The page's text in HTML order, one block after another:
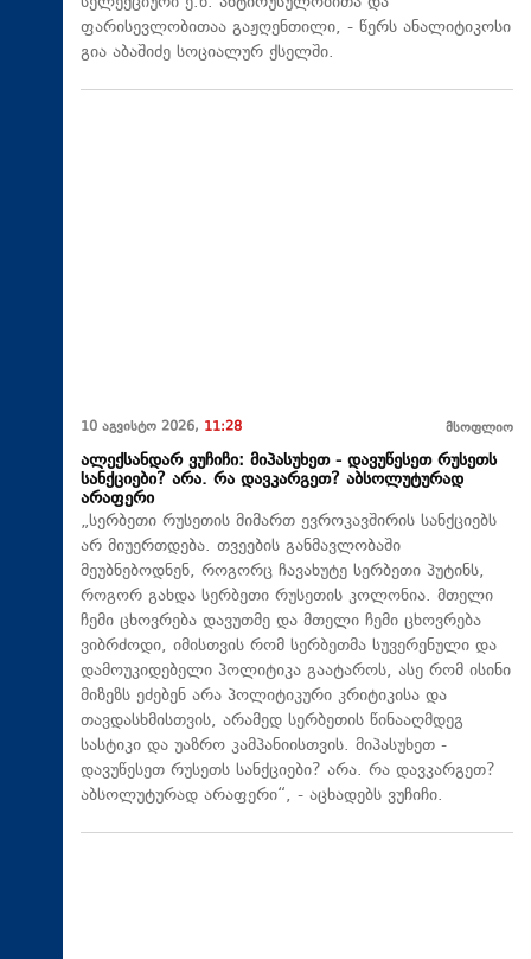
ფარისევლობითაა გაჟღენთილი, - წერს ანალიტიკოსი
გია აბაშიძე სოციალურ ქსელში.
10 აგვისტო 2026, 11:28 მსოფლიო
ალექსანდარ ვუჩიჩი: მიპასუხეთ - დავუწესეთ რუსეთს
სანქციები? არა. რა დავკარგეთ? აბსოლუტურად
არაფერი
„სერბეთი რუსეთის მიმართ ევროკავშირის სანქციებს
არ მიუერთდება. თვეების განმავლობაში
მეუბნებოდნენ, როგორც ჩავახუტე სერბეთი პუტინს,
როგორ გახდა სერბეთი რუსეთის კოლონია. მთელი
ჩემი ცხოვრება დავუთმე და მთელი ჩემი ცხოვრება
ვიბრძოდი, იმისთვის რომ სერბეთმა სუვერენული და
დამოუკიდებელი პოლიტიკა გაატაროს, ასე რომ ისინი
მიზეზს ეძებენ არა პოლიტიკური კრიტიკისა და
თავდასხმისთვის, არამედ სერბეთის წინააღმდეგ
სასტიკი და უაზრო კამპანიისთვის. მიპასუხეთ -
დავუწესეთ რუსეთს სანქციები? არა. რა დავკარგეთ?
აბსოლუტურად არაფერი“, - აცხადებს ვუჩიჩი.